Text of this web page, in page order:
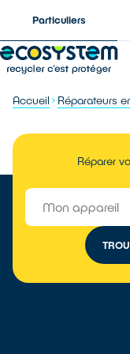
Particuliers
Accueil Réparateurs
Réparer